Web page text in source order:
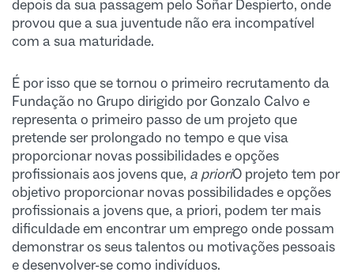
depois da sua passagem pelo Soñar Despierto, onde
provou que a sua juventude não era incompatível
com a sua maturidade.
É por isso que se tornou o primeiro recrutamento da
Fundação no Grupo dirigido por Gonzalo Calvo e
representa o primeiro passo de um projeto que
pretende ser prolongado no tempo e que visa
proporcionar novas possibilidades e opções
profissionais aos jovens que, a prioriO projeto tem por
objetivo proporcionar novas possibilidades e opções
profissionais a jovens que, a priori, podem ter mais
dificuldade em encontrar um emprego onde possam
demonstrar os seus talentos ou motivações pessoais
e desenvolver-se como indivíduos.